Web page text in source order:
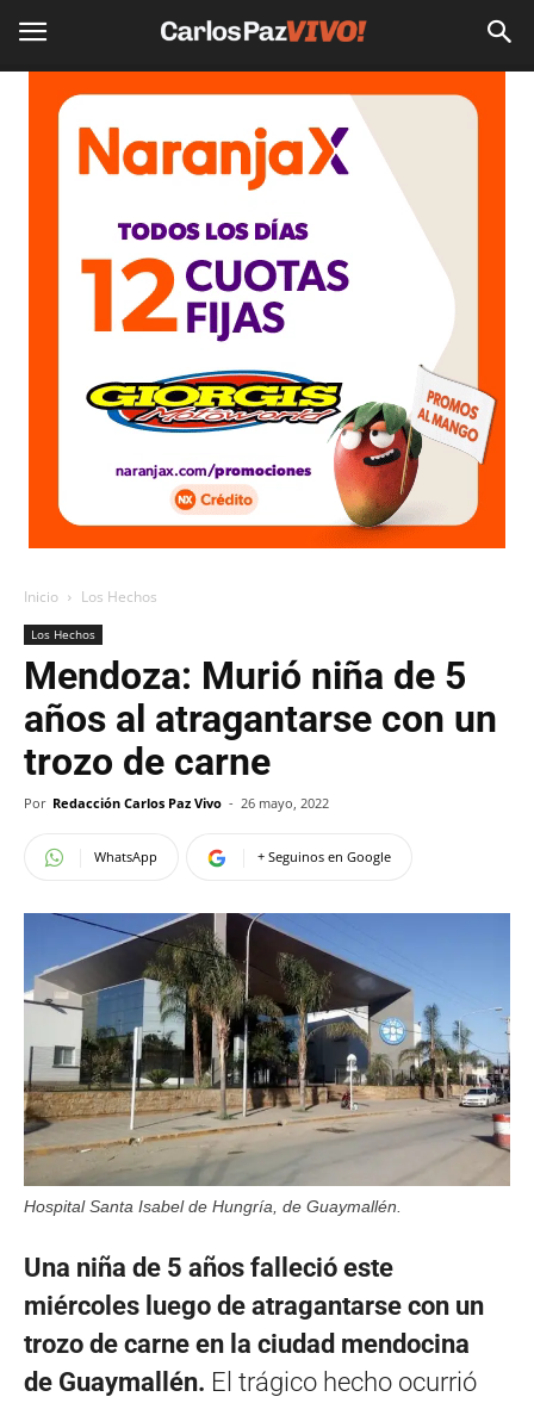
Inicio Los Hechos
Los Hechos
Mendoza: Murió niña de 5
años al atragantarse con un
trozo de carne
Por Redacción Carlos Paz Vivo - 26 mayo, 2022
WhatsApp + Seguinos en Google
Hospital Santa Isabel de Hungría, de Guaymallén.
Una niña de 5 años falleció este
miércoles luego de atragantarse con un
trozo de carne en la ciudad mendocina
de Guaymallén. El trágico hecho ocurrió